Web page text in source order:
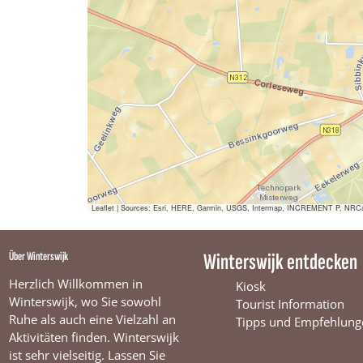
Leaflet|Sources: Esri, HERE, Garmin, USGS, Intermap, INCREMENT P,
Über Winterswijk
Herzlich Willkommen in
Winterswijk, wo Sie sowohl
Ruhe als auch eine Vielzahl an
Aktivitäten finden. Winterswijk
ist sehr vielseitig. Lassen Sie
Winterswijk entdecken
Kiosk
Tourist Information
Tipps und